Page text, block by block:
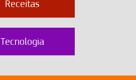
Receitas
Tecnologia